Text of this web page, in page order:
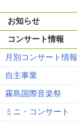
お知らせ
コンサート情報
月別コンサート情報
自主事業
霧島国際音楽祭
ミニ・コンサート